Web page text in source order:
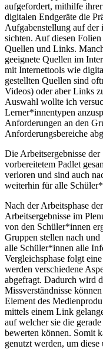
aufgefordert, mithilfe
digitalen Endgeräte die
Aufgabenstellung auf der
sichten. Auf diesen
Quellen und Links.
geeignete Quellen im
mit Internettools wie
gestellten Quellen sind
Videos) oder aber Links
Auswahl wollte ich
Lerner*innentypen
Anforderungen an den
Anforderungsbereiche
Die Arbeitsergebnisse
vorbereitetem Padlet
verloren und sind auch
weiterhin für alle
Nach der Arbeitsphase
Arbeitsergebnisse im
von den Schüler*innen
Gruppen stellen nach und
alle Schüler*innen alle
Vergleichsphase folgt
werden verschiedene
abgefragt. Dadurch wird
Missverständnisse
Element des
mittels einem Link
auf welcher sie die
bewerten können. Somit
genutzt werden, um